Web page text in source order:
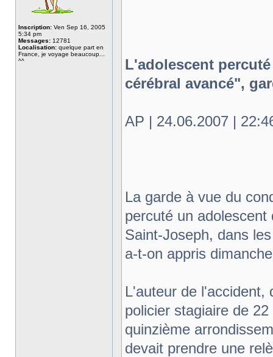
Inscription: Ven Sep 16, 2005
5:34 pm
Messages: 12781
Localisation: quelque part en
France, je voyage beaucoup...
^^
L'adolescent
cérébral avancé",
AP | 24.06.2007 |
La garde à vue du
percuté un
Saint-Joseph, dans
a-t-on appris
L'auteur de l'accident,
policier stagiaire de
quinzième
devait prendre une